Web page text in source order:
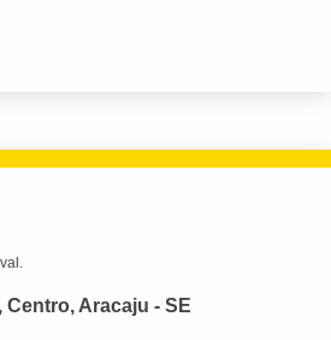
Centro, Aracaju - SE